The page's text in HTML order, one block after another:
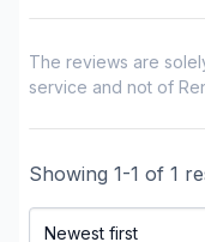
Glengarry
The reviews are
service and not of
Showing 1-1 of 1